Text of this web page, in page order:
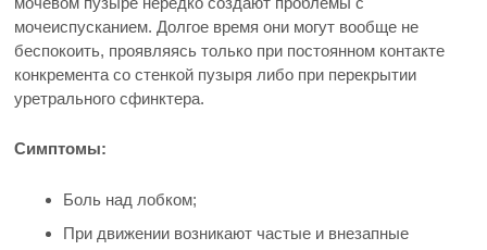
мочеиспусканием. Долгое время они могут вообще не
беспокоить, проявляясь только при постоянном контакте
конкремента со стенкой пузыря либо при перекрытии
уретрального сфинктера.
Симптомы:
Боль над лобком;
При движении возникают частые и внезапные